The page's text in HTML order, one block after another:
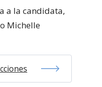
a la candidata,
Michelle